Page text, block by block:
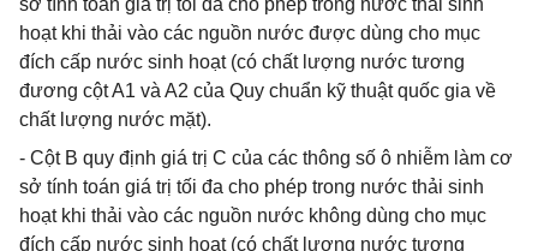
hoạt khi thải vào các nguồn nước được dùng cho mục
đích cấp nước sinh hoạt (có chất lượng nước tương
đương cột A1 và A2 của Quy chuẩn kỹ thuật quốc gia về
chất lượng nước mặt).
- Cột B quy định giá trị C của các thông số ô nhiễm làm cơ
sở tính toán giá trị tối đa cho phép trong nước thải sinh
hoạt khi thải vào các nguồn nước không dùng cho mục
đích cấp nước sinh hoạt (có chất lượng nước tương